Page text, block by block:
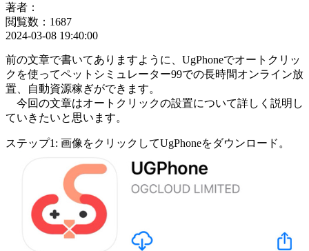
著者：
閲覧数：1687
2024-03-08 19:40:00
前の文章で書いてありますように、UgPhoneでオートクリッ
クを使ってペットシミュレーター99での長時間オンライン放
置、自動資源稼ぎができます。
今回の文章はオートクリックの設置について詳しく説明し
ていきたいと思います。
ステップ1: 画像をクリックしてUgPhoneをダウンロード。